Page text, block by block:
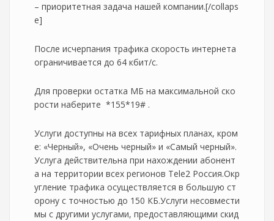
– приоритетная задача нашей компании.[/collaps
e]
После исчерпания трафика скорость интернета
ограничивается до 64 кбит/с.
Для проверки остатка МБ на максимальной ско
рости наберите *155*19# .
Услуги доступны на всех тарифных планах, кром
е: «Черный», «Очень черный» и «Самый черный».
Услуга действительна при нахождении абонент
а на территории всех регионов Tele2 Россия.Окр
угление трафика осуществляется в большую ст
орону с точностью до 150 КБ.Услуги несовмести
мы с другими услугами, предоставляющими скид